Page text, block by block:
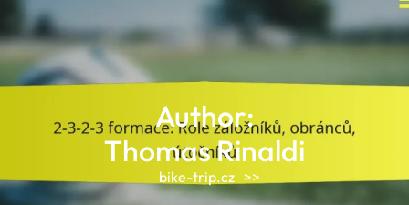
Author:
Thomas Rinaldi
bike-trip.cz >>